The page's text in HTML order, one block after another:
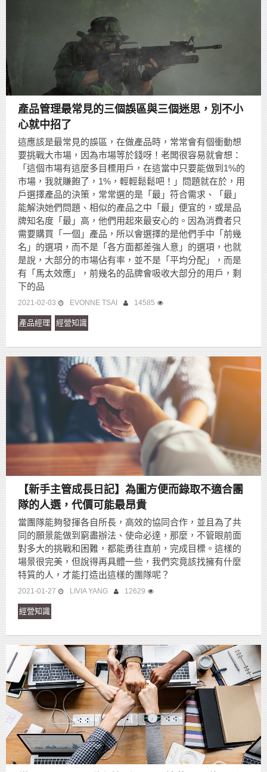
產品管理最常見的三個誤區與三個迷思，別不小
心就中招了
這應該是最常見的誤區，在做產品時，常常會有個衝動想
要挑戰大市場，因為市場等於錢呀！老闆很容易就會想：
「這個市場有這麼多目標用戶，在這當中只要能做到1%的
市場，我就賺飽了，1%，輕輕鬆鬆吧！」問題就在於，用
戶選擇產品的決策，常常選的是「最」符合需求、「最」
能解決她們問題、相似的產品之中「最」便宜的，或是品
牌知名度「最」高，他們用起來最安心的。因為消費者只
需要購買「一個」產品，所以會選擇的是他們手中「前幾
名」的選項，而不是「各方面都差強人意」的選項，也就
是說，大部分的市場佔有率，並不是「平均分配」，而是
有「馬太效應」，前幾名的品牌會吸收大部分的用戶，剩
下的品
2021-02-03 EVONNE TSAI 14585
產品經理 經營知識
【新手主管成長日記】為圖方便而錄取不適合團
隊的人選，代價可能最昂貴
當團隊能夠發揮各自所長，高效的協同合作，並且為了共
同的願景能做到窮盡辦法、使命必達，那麼，不管眼前面
對多大的挑戰和困難，都能勇往直前，完成目標。這樣的
場景很完美，但說得再具體一些，我們究竟該找擁有什麼
特質的人，才能打造出這樣的團隊呢？
2021-01-27 LIVIA YANG 12629
經營知識